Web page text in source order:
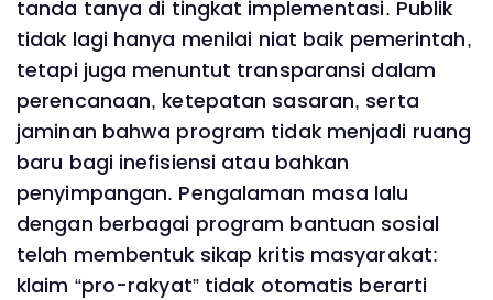
tanda tanya di tingkat implementasi. Publik
tidak lagi hanya menilai niat baik pemerintah,
tetapi juga menuntut transparansi dalam
perencanaan, ketepatan sasaran, serta
jaminan bahwa program tidak menjadi ruang
baru bagi inefisiensi atau bahkan
penyimpangan. Pengalaman masa lalu
dengan berbagai program bantuan sosial
telah membentuk sikap kritis masyarakat:
klaim “pro-rakyat” tidak otomatis berarti